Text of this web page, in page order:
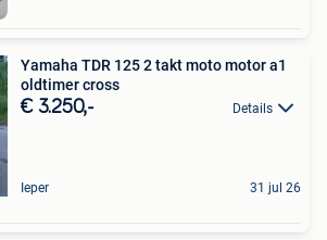
Yamaha TDR 125 2 takt moto motor a1
oldtimer cross
€ 3.250,- Details
Ieper 31 jul 26